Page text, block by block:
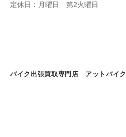
定休日：月曜日 第2火曜日
バイク出張買取専門店 アットバイク